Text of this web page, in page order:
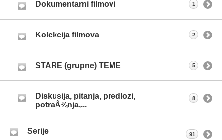
Dokumentarni filmovi 1
Kolekcija filmova 2
STARE (grupne) TEME 5
Diskusija, pitanja, predlozi,
potraÅ¾nja,...
8
Serije 91